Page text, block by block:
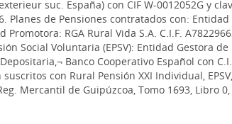
suc. España) con CIF W-0012052G y
Planes de Pensiones contratados con:
Promotora: RGA Rural Vida S.A. C.I.F.
Social Voluntaria (EPSV): Entidad Gestora
Banco Cooperativo Español con
suscritos con Rural Pensión XXI Individual,
Mercantil de Guipúzcoa, Tomo 1693, Libro